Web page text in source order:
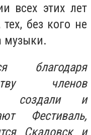
всех этих лет
без кого не
музыки.
благодаря
членов
создали и
Фестиваль,
Скадовск и